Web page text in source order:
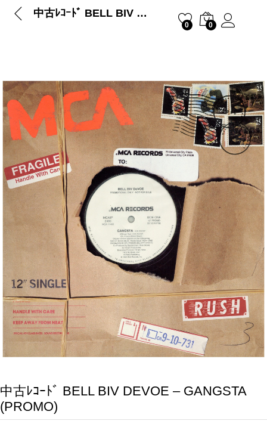
中古ﾚｺｰﾄﾞ BELL BIV DEVOE – GANGSTA (PROMO)
0 0
中古ﾚｺｰﾄﾞ BELL BIV DEVOE – GANGSTA
(PROMO)